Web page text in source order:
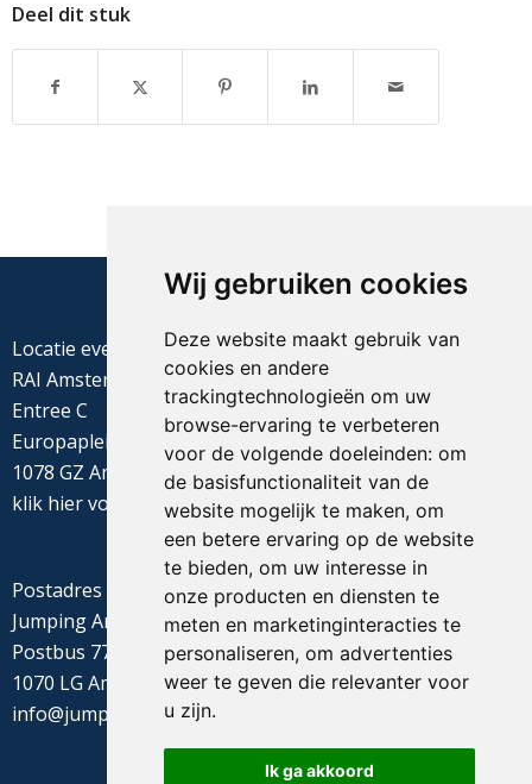
Wij gebruiken cookies
Deze website maakt gebruik van
cookies en andere
trackingtechnologieën om uw
browse-ervaring te verbeteren
voor de volgende doeleinden: om
de basisfunctionaliteit van de
website mogelijk te maken, om
een betere ervaring op de website
te bieden, om uw interesse in
onze producten en diensten te
meten en marketinginteracties te
personaliseren, om advertenties
weer te geven die relevanter voor
u zijn.
Ik ga akkoord
Deel dit stuk
Locatie evenement
RAI Amsterdam
Entree C
Europaplein 22
1078 GZ Amsterdam
klik hiervoor de routebeschrijving
Postadres
Jumping Amsterdam
Postbus 77655
1070 LG Amsterdam
info@jumpingamsterdam.nl